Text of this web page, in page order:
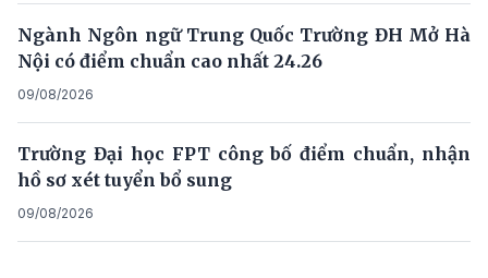
Ngành Ngôn ngữ Trung Quốc Trường ĐH Mở Hà
Nội có điểm chuẩn cao nhất 24.26
09/08/2026
Trường Đại học FPT công bố điểm chuẩn, nhận
hồ sơ xét tuyển bổ sung
09/08/2026